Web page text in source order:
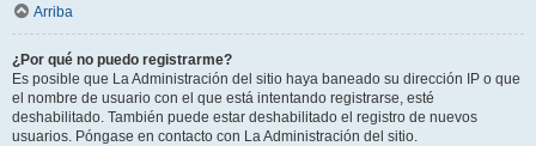
Arriba
¿Por qué no puedo registrarme?
Es posible que La Administración del sitio haya baneado su dirección IP o que
el nombre de usuario con el que está intentando registrarse, esté
deshabilitado. También puede estar deshabilitado el registro de nuevos
usuarios. Póngase en contacto con La Administración del sitio.